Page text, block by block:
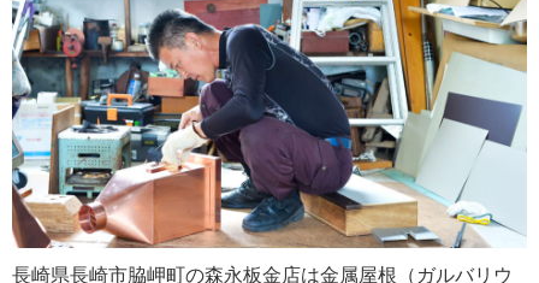
な手作業も好きだったんですよ」
２０歳を過ぎる頃には、お父さんに代わり業務を取り仕切
っていたという森永さん。長い間板金工事をしていて思う
のは、住宅の屋根素材に金属屋根（ガルバリウム鋼板屋
根）が増えたことだといいます。
「親父と一緒にやっていた頃と比べると、屋根全体が板金
長崎県長崎市脇岬町の森永板金店は金属屋根（ガルバリウ